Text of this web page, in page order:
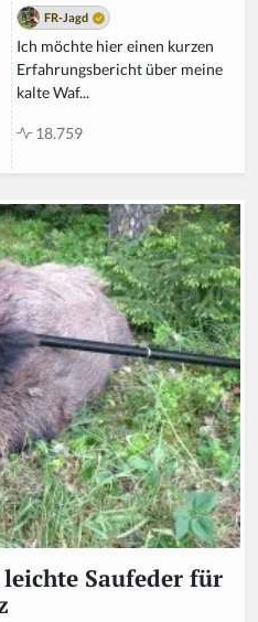
FR-Jagd
Ich möchte hier einen kurzen
Erfahrungsbericht über meine
kalte Waf...
18.759
Saufeder für